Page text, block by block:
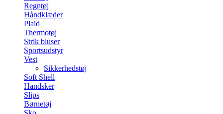
Regntøj
Håndklæder
Plaid
Thermotøj
Strik bluser
Sportsudstyr
Vest
Sikkerhedstøj
Soft Shell
Handsker
Slips
Børnetøj